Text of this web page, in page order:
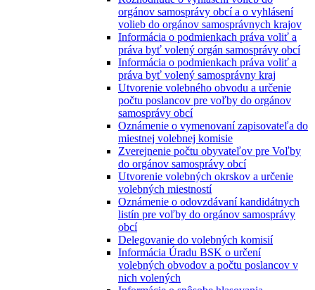
orgánov samosprávy obcí a o vyhlásení
volieb do orgánov samosprávnych krajov
Informácia o podmienkach práva voliť a
práva byť volený orgán samosprávy obcí
Informácia o podmienkach práva voliť a
práva byť volený samosprávny kraj
Utvorenie volebného obvodu a určenie
počtu poslancov pre voľby do orgánov
samosprávy obcí
Oznámenie o vymenovaní zapisovateľa do
miestnej volebnej komisie
Zverejnenie počtu obyvateľov pre Voľby
do orgánov samosprávy obcí
Utvorenie volebných okrskov a určenie
volebných miestností
Oznámenie o odovzdávaní kandidátnych
listín pre voľby do orgánov samosprávy
obcí
Delegovanie do volebných komisií
Informácia Úradu BSK o určení
volebných obvodov a počtu poslancov v
nich volených